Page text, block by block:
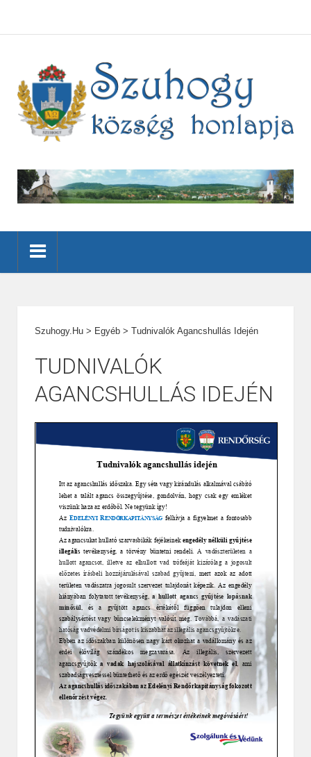
Szuhogy.hu > Egyéb > Tudnivalók Agancshullás Idején
TUDNIVALÓK
AGANCSHULLÁS IDEJÉN